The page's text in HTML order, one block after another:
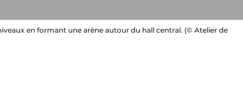
en formant une arène autour du hall central. (© Atelier de